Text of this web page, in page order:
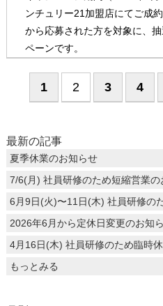
ンチュリー21加盟店にてご成
から応募された方を対象に、
ペーンです。
1 2 3 4
最新の記事
夏季休業のお知らせ
7/6(月) 社員研修のため短縮営業の
6月9日(火)〜11日(木) 社員研修の
2026年6月から定休日変更のお知
4月16日(木) 社員研修のため臨時
もっとみる